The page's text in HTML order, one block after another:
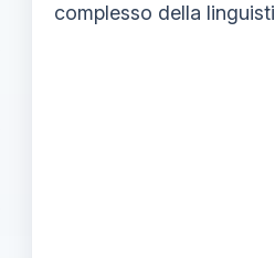
complesso della